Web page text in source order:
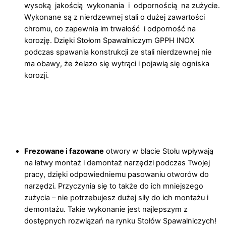
wysoką jakością wykonania i odpornością na zużycie.
Wykonane są z nierdzewnej stali o dużej zawartości
chromu, co zapewnia im trwałość i odporność na
korozję. Dzięki Stołom Spawalniczym GPPH INOX
podczas spawania konstrukcji ze stali nierdzewnej nie
ma obawy, że żelazo się wytrąci i pojawią się ogniska
korozji.
Frezowane i fazowane otwory w blacie Stołu wpływają
na łatwy montaż i demontaż narzędzi podczas Twojej
pracy, dzięki odpowiedniemu pasowaniu otworów do
narzędzi. Przyczynia się to także do ich mniejszego
zużycia – nie potrzebujesz dużej siły do ich montażu i
demontażu. Takie wykonanie jest najlepszym z
dostępnych rozwiązań na rynku Stołów Spawalniczych!